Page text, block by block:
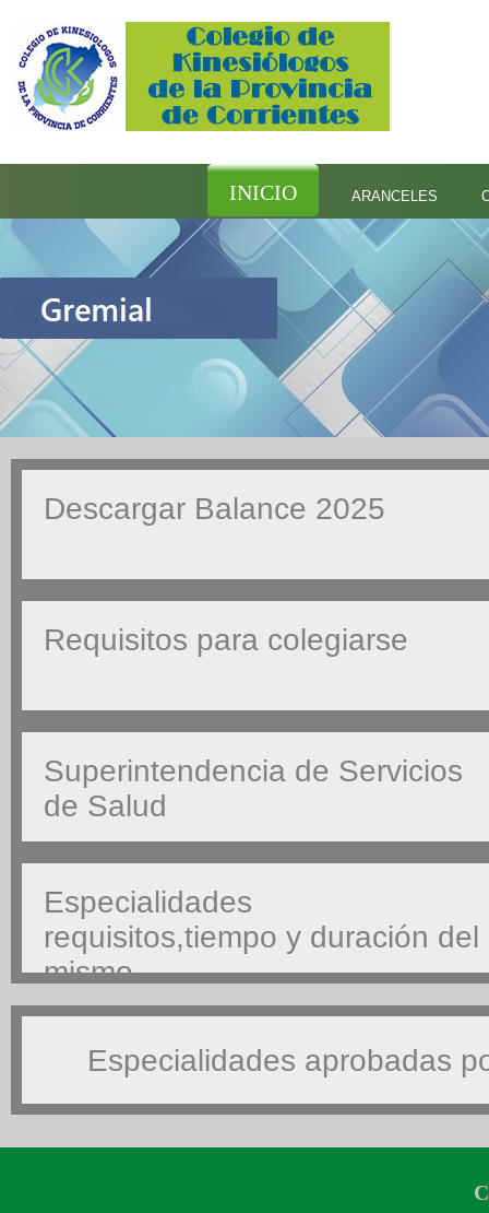
INICIO ARANCELES
Descargar Balance 2025
Requisitos para colegiarse
Superintendencia de Servicios
de Salud
Especialidades
requisitos,tiempo y duración del
mismo
Especialidades aprobadas